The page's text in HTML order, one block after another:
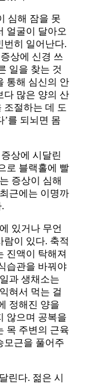
심해 잠을 못
얼굴이 달아오
번히 일어난다.
상에 신경 쓰
일을 찾는 것
통해 심신의 안
다 많은 양의 산
조절하는 데 도
’를 되뇌면 몸
상에 시달린
로 블랙홀에 빨
증상이 심해
근에는 이명까
있거나 무언
람이 있다. 축적
진액이 탁해져
습관을 바꿔야
과 생채소는
혀서 먹는 걸
정해진 양을
않으며 공복을
목 주변의 근육
모근을 풀어주
린다. 젊은 시